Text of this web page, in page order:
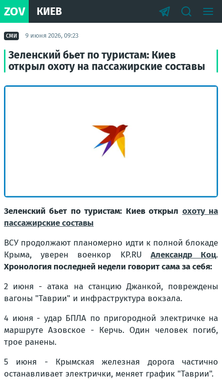
ZOV КИЕВ
СМИ 9 июня 2026, 09:23
Зеленский бьет по туристам: Киев
открыл охоту на пассажирские составы
Зеленский бьет по туристам: Киев открыл охоту на
пассажирские составы
ВСУ продолжают планомерно идти к полной блокаде
Крыма, уверен военкор KP.RU Александр Коц.
Хронология последней недели говорит сама за себя:
2 июня - атака на станцию Джанкой, повреждены
вагоны "Таврии" и инфраструктура вокзала.
4 июня - удар БПЛА по пригородной электричке на
маршруте Азовское - Керчь. Один человек погиб,
трое ранены.
5 июня - Крымская железная дорога частично
останавливает электрички, меняет график "Таврии".